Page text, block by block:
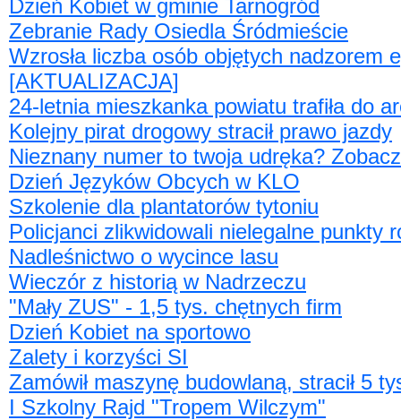
Dzień Kobiet w gminie Tarnogród
Zebranie Rady Osiedla Śródmieście
Wzrosła liczba osób objętych nadzorem
[AKTUALIZACJA]
24-letnia mieszkanka powiatu trafiła do
Kolejny pirat drogowy stracił prawo jazdy
Nieznany numer to twoja udręka?
Dzień Języków Obcych w KLO
Szkolenie dla plantatorów tytoniu
Policjanci zlikwidowali nielegalne punkty
Nadleśnictwo o wycince lasu
Wieczór z historią w Nadrzeczu
"Mały ZUS" - 1,5 tys. chętnych firm
Dzień Kobiet na sportowo
Zalety i korzyści SI
Zamówił maszynę budowlaną, stracił 5
I Szkolny Rajd "Tropem Wilczym"